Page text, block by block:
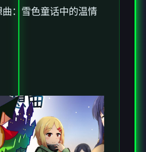
曲：雪色童话中的温情